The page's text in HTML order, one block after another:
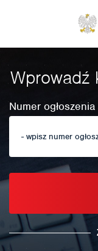
Wprowadź
Numer ogłoszenia